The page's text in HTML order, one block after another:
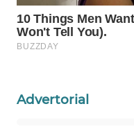
Advertorial
LPKKI
KOPEKLIN